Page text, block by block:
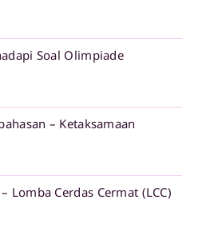
Soal Olimpiade
– Ketaksamaan
Lomba Cerdas Cermat (LCC)